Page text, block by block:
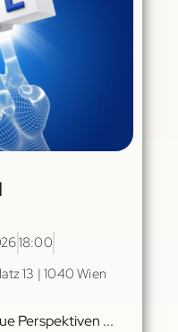
18:00
13 | 1040 Wien
Perspektiven ...